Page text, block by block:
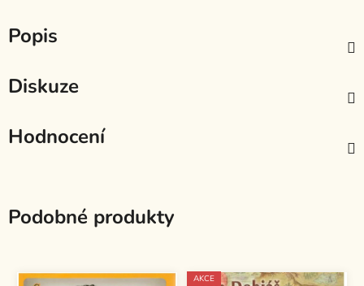
Popis
Diskuze
Hodnocení
Podobné produkty
AKCE